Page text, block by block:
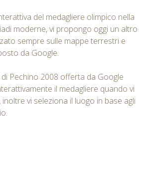
del medagliere olimpico nella
moderne, vi propongo oggi un altro
sempre sulle mappe terrestri e
da Google.
Pechino 2008 offerta da Google
il medagliere quando vi
vi seleziona il luogo in base agli